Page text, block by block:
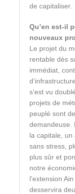
de capitaliser.
Qu’en est-il
nouveaux
Le projet du
rentable dès
immédiat,
s’est vu
projets de
peuplé sont
demandeuse.
la capitale, un
sans stress,
plus sûr et
notre
l’extension
desservira